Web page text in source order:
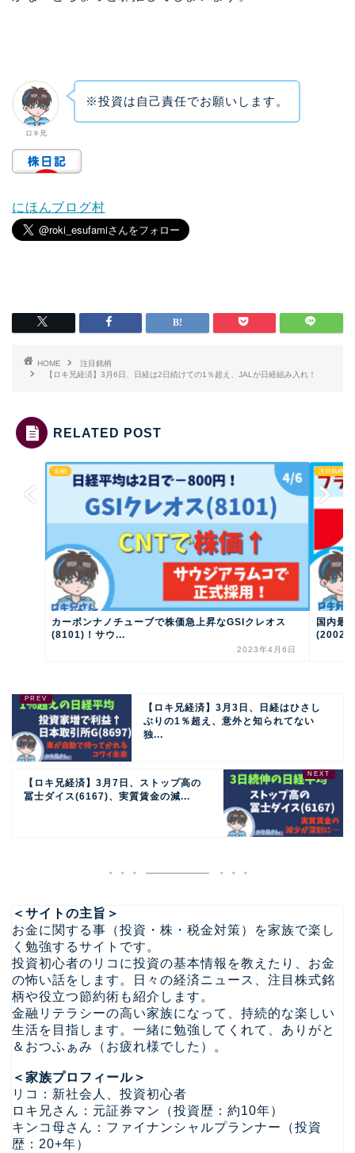
ロキ兄
※投資は自己責任でお願いします。
にほんブログ村
HOME
注目銘柄
【ロキ兄経済】3月6日、日経は2日続けての1％超え、JALが日経組み入れ！
RELATED POST
金融
カーボンナノチューブで株価急上昇なGSIクレオス
(8101)！サウ...
2023年4月6日
注目銘柄
国内最
(2002)
【ロキ兄経済】3月3日、日経はひさし
ぶりの1％超え、意外と知られてない
独...
【ロキ兄経済】3月7日、ストップ高の
冨士ダイス(6167)、実質賃金の減...
＜サイトの主旨＞
お金に関する事（投資・株・税金対策）を家族で楽し
く勉強するサイトです。
投資初心者のリコに投資の基本情報を教えたり、お金
の怖い話をします。日々の経済ニュース、注目株式銘
柄や役立つ節約術も紹介します。
金融リテラシーの高い家族になって、持続的な楽しい
生活を目指します。一緒に勉強してくれて、ありがと
＆おつふぁみ（お疲れ様でした）。
＜家族プロフィール＞
リコ：新社会人、投資初心者
ロキ兄さん：元証券マン（投資歴：約10年）
キンコ母さん：ファイナンシャルプランナー（投資
歴：20+年）